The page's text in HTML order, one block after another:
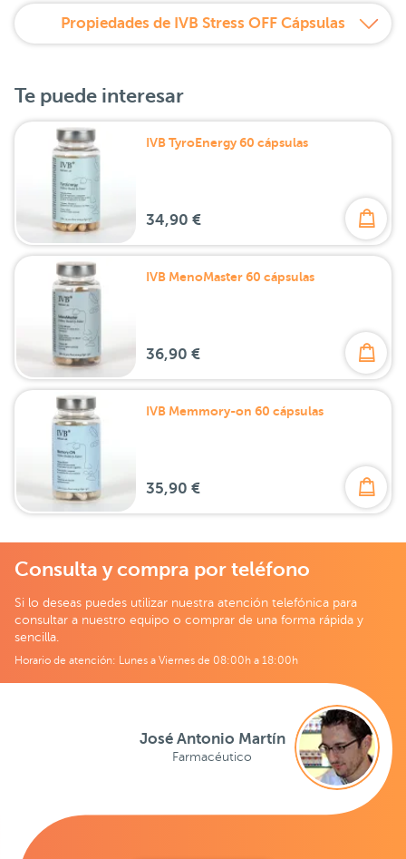
Propiedades de IVB Stress OFF Cápsulas
Te puede interesar
IVB TyroEnergy 60 cápsulas
34,90 €
IVB MenoMaster 60 cápsulas
36,90 €
IVB Memmory-on 60 cápsulas
35,90 €
Consulta y compra por teléfono
Si lo deseas puedes utilizar nuestra atención telefónica para
consultar a nuestro equipo o comprar de una forma rápida y
sencilla.
Horario de atención: Lunes a Viernes de 08:00h a 18:00h
José Antonio Martín
Farmacéutico